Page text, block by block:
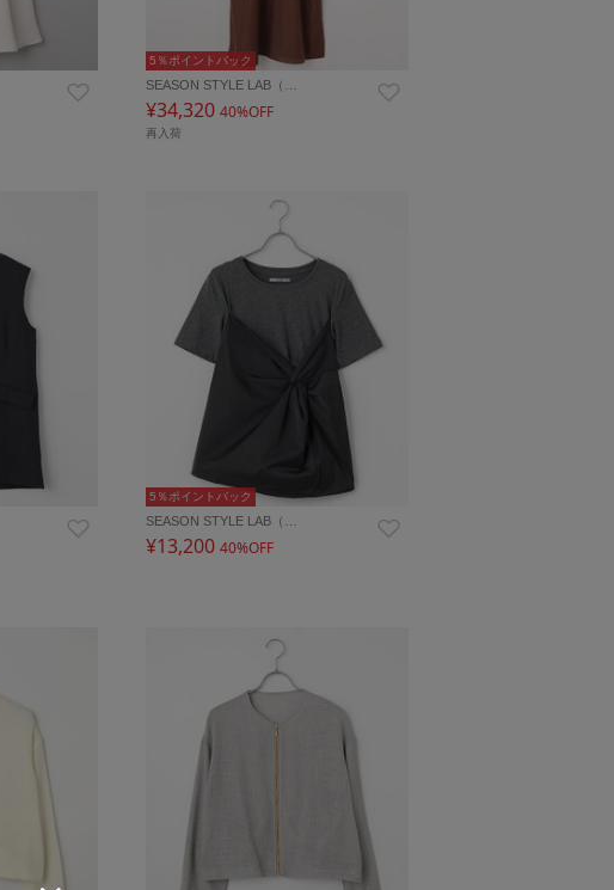
5％ポイントバック
SEASON STYLE LAB（…
¥34,320 40%OFF
再入荷
5％ポイントバック
SEASON STYLE LAB（…
¥13,200 40%OFF